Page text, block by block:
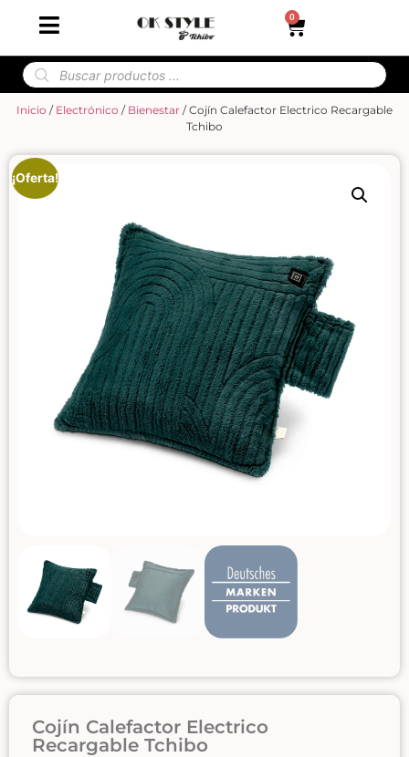
0
Inicio / Electrónico / Bienestar / Cojín Calefactor Electrico Recargable
Tchibo
¡Oferta!
Cojín Calefactor Electrico
Recargable Tchibo